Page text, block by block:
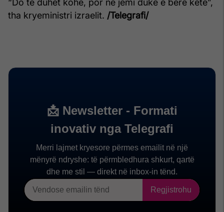
“Do të duhet kohë, por ne jemi duke e bërë këtë”,
tha kryeministri izraelit. /Telegrafi/